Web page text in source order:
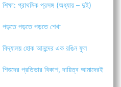
শিক্ষা: প্রাথমিক প্রসঙ্গ (অধ্যায় – দুই)
পড়তে পড়তে পড়তে শেখা
বিদ্যালয় হোক আনন্দের এক রঙিন ফুল
শিশুদের প্রতিভার বিকাশ, দায়িত্ব আমাদেরই